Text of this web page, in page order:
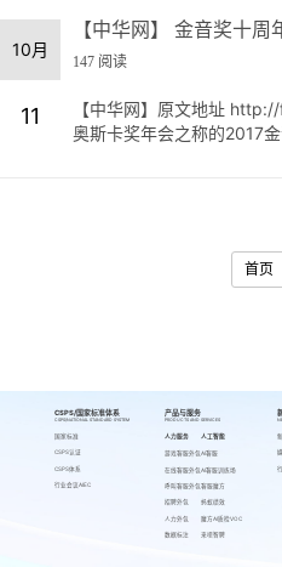
10月
11
【中华网】 金音奖十
147 阅读
【中华网】原文地址
奥斯卡奖年会之称的2017
首页
CSPS/国家标准体系
CSPS/NATIONAL STANDARD SYSTEM
国家标准
CSPS认证
CSPS体系
行业会议AIEC
产品与服务
PRODUCTS AND SERVICES
人力服务
游戏客服外包
在线客服外包
呼叫客服外包
招聘外包
人力外包
数据标注
人工智能
AI客服
AI客服训练场
客服魔方
蚂蚁绩效
魔方AI质检VOC
来呗智聘